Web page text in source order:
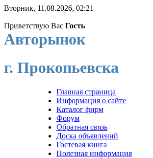
Вторник, 11.08.2026, 02:21
Приветствую Вас Гость
Авторынок
г. Прокопьевска
Главная страница
Информация о сайте
Каталог фирм
Форум
Обратная связь
Доска объявлений
Гостевая книга
Полезная информация